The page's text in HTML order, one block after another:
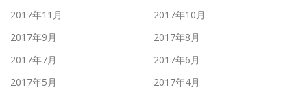
2017年11月
2017年10月
2017年9月
2017年8月
2017年7月
2017年6月
2017年5月
2017年4月